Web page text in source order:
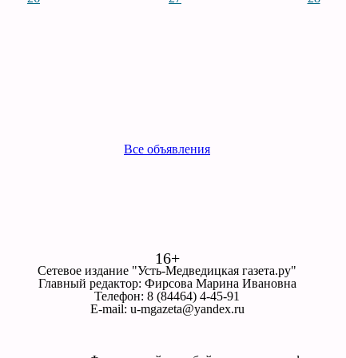
Все объявления
16+
Сетевое издание "Усть-Медведицкая газета.ру"
Главный редактор: Фирсова Марина Ивановна
Телефон: 8 (84464) 4-45-91
E-mail: u-mgazeta@yandex.ru